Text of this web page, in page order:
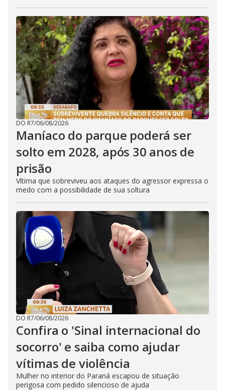
DO R7/06/08/2026
Maníaco do parque poderá ser
solto em 2028, após 30 anos de
prisão
Vítima que sobreviveu aos ataques do agressor expressa o
medo com a possibilidade de sua soltura
DO R7/06/08/2026
Confira o 'Sinal internacional do
socorro' e saiba como ajudar
vítimas de violência
Mulher no interior do Paraná escapou de situação
perigosa com pedido silencioso de ajuda